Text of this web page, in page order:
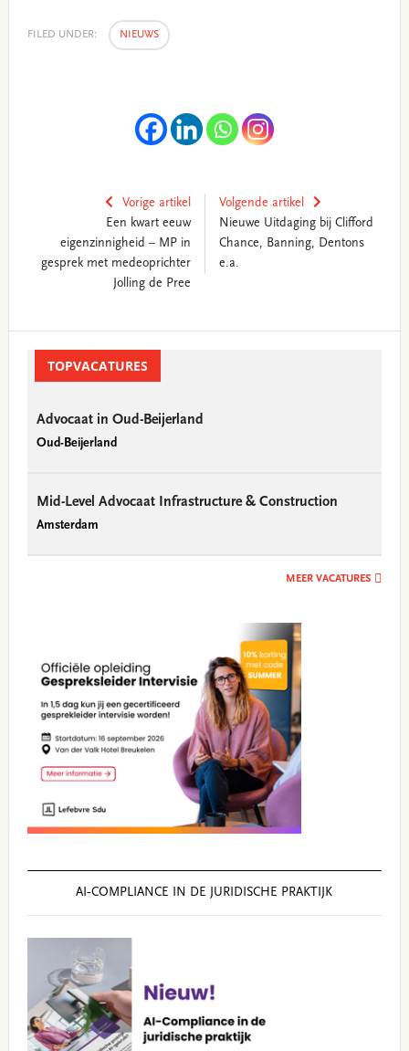
FILED UNDER: NIEUWS
Vorige artikel
Een kwart eeuw
eigenzinnigheid – MP in
gesprek met medeoprichter
Jolling de Pree
Volgende artikel
Nieuwe Uitdaging bij Clifford
Chance, Banning, Dentons
e.a.
SidebarTOPVACATURES
Advocaat in Oud-Beijerland
Oud-Beijerland
Mid-Level Advocaat Infrastructure & Construction
Amsterdam
MEER VACATURES
AI‑COMPLIANCE IN DE JURIDISCHE PRAKTIJK